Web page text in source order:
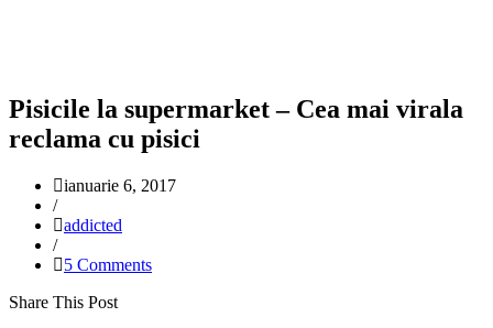
Pisicile la supermarket – Cea mai virala
reclama cu pisici
ianuarie 6, 2017
/
addicted
/
5 Comments
Share This Post